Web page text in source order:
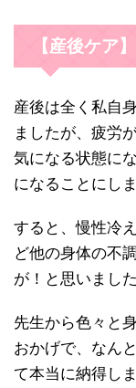
【産後ケア】
産後は全く私自
ましたが、疲労
気になる状態に
になることにしま
すると、慢性冷
ど他の身体の不
が！と思いました
先生から色々と
おかげで、なん
て本当に納得しま